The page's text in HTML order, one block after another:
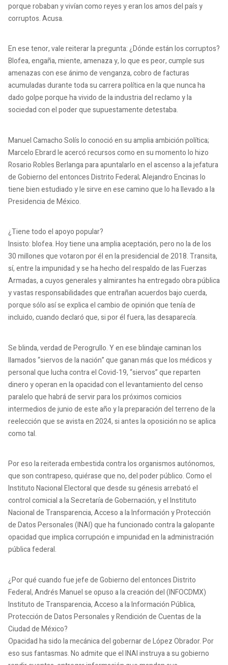
porque robaban y vivían como reyes y eran los amos del país y
corruptos.Acusa.
En ese tenor, vale reiterar la pregunta: ¿Dónde están los corruptos?
Blofea, engaña, miente, amenaza y, lo que es peor, cumple sus
amenazas con ese ánimo de venganza, cobro de facturas
acumuladas durante toda su carrera política en la que nunca ha
dado golpe porque ha vivido de la industria del reclamo y la
sociedad con el poder que supuestamente detestaba.
Manuel Camacho Solís lo conoció en su amplia ambición política;
Marcelo Ebrard le acercó recursos como en su momento lo hizo
Rosario Robles Berlanga para apuntalarlo en el ascenso a la jefatura
de Gobierno del entonces Distrito Federal;Alejandro Encinas lo
tiene bien estudiado y le sirve en ese camino que lo ha llevado a la
Presidencia de México.
¿Tiene todo el apoyo popular?
Insisto: blofea.Hoy tiene una amplia aceptación, pero no la de los
30 millones que votaron por él en la presidencial de 2018. Transita,
sí, entre la impunidad y se ha hecho del respaldo de las Fuerzas
Armadas, a cuyos generales y almirantes ha entregado obra pública
y vastas responsabilidades que entrañan acuerdos bajo cuerda,
porque sólo así se explica el cambio de opinión que tenía de
incluido, cuando declaró que, si por él fuera, las desaparecía.
Se blinda, verdad de Perogrullo.Y en ese blindaje caminan los
llamados “siervos de la nación” que ganan más que los médicos y
personal que lucha contra el Covid-19, “siervos” que reparten
dinero y operan en la opacidad con el levantamiento del censo
paralelo que habrá de servir para los próximos comicios
intermedios de junio de este año y la preparación del terreno de la
reelección que se avista en 2024, si antes la oposición no se aplica
como tal.
Por eso la reiterada embestida contra los organismos autónomos,
que son contrapeso, quiérase que no, del poder público.Como el
Instituto Nacional Electoral que desde su génesis arrebató el
control comicial a la Secretaría de Gobernación, y el Instituto
Nacional de Transparencia, Acceso a la Información y Protección
de Datos Personales (INAI) que ha funcionado contra la galopante
opacidad que implica corrupción e impunidad en la administración
pública federal.
¿Por qué cuando fue jefe de Gobierno del entonces Distrito
Federal, Andrés Manuel se opuso a la creación del (INFOCDMX)
Instituto de Transparencia, Acceso a la Información Pública,
Protección de Datos Personales y Rendición de Cuentas de la
Ciudad de México?
Opacidad ha sido la mecánica del gobernar de López Obrador.Por
eso sus fantasmas.No admite que el INAI instruya a su gobierno